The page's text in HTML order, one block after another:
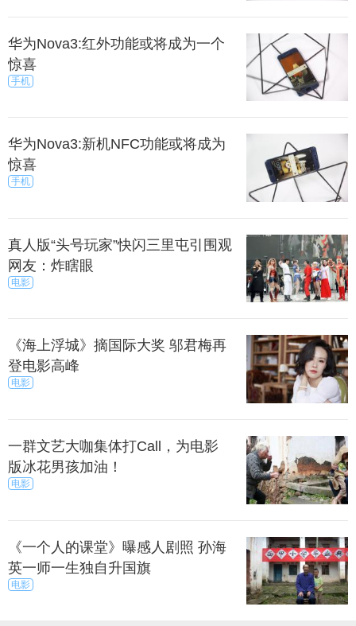
华为Nova3:红外功能或将成为一个
惊喜
手机
华为Nova3:新机NFC功能或将成为
惊喜
手机
真人版“头号玩家”快闪三里屯引围观
网友：炸瞎眼
电影
《海上浮城》摘国际大奖 邬君梅再
登电影高峰
电影
一群文艺大咖集体打Call，为电影
版冰花男孩加油！
电影
《一个人的课堂》曝感人剧照 孙海
英一师一生独自升国旗
电影